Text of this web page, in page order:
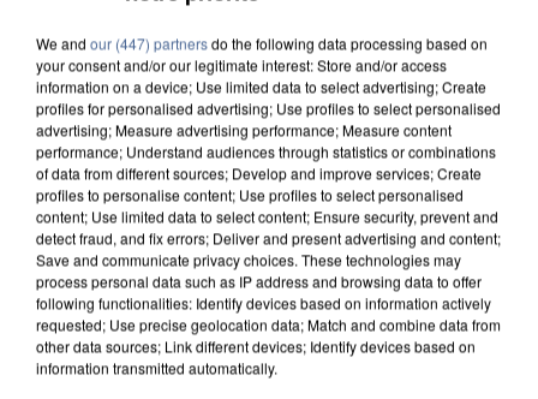
We and our (447) partnersdo the following data processing based on
your consent and/or our legitimate interest: Store and/or access
information on a device; Use limited data to select advertising; Create
profiles for personalised advertising; Use profiles to select personalised
advertising; Measure advertising performance; Measure content
performance; Understand audiences through statistics or combinations
of data from different sources; Develop and improve services; Create
profiles to personalise content; Use profiles to select personalised
content; Use limited data to select content; Ensure security, prevent and
detect fraud, and fix errors; Deliver and present advertising and content;
Save and communicate privacy choices. These technologies may
process personal data such as IP address and browsing data to offer
following functionalities: Identify devices based on information actively
requested; Use precise geolocation data; Match and combine data from
other data sources; Link different devices; Identify devices based on
information transmitted automatically.